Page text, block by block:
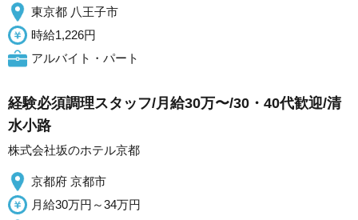
東京都 八王子市
時給1,226円
アルバイト・パート
経験必須調理スタッフ/月給30万〜/30・40代歓迎/清
水小路
株式会社坂のホテル京都
京都府 京都市
月給30万円～34万円